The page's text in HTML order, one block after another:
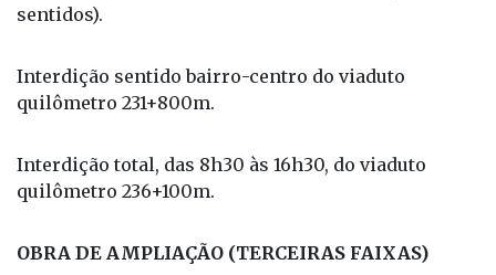
sentidos).
Interdição sentido bairro-centro do viaduto
quilômetro 231+800m.
Interdição total, das 8h30 às 16h30, do viaduto
quilômetro 236+100m.
OBRA DE AMPLIAÇÃO (TERCEIRAS FAIXAS)